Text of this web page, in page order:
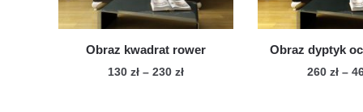
Obraz kwadrat rower
130 zł – 230 złZakres
Obraz dyptyk
260 zł –